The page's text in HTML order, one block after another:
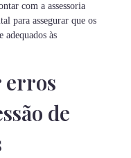
com a assessoria
para assegurar que os
adequados às
erros
de